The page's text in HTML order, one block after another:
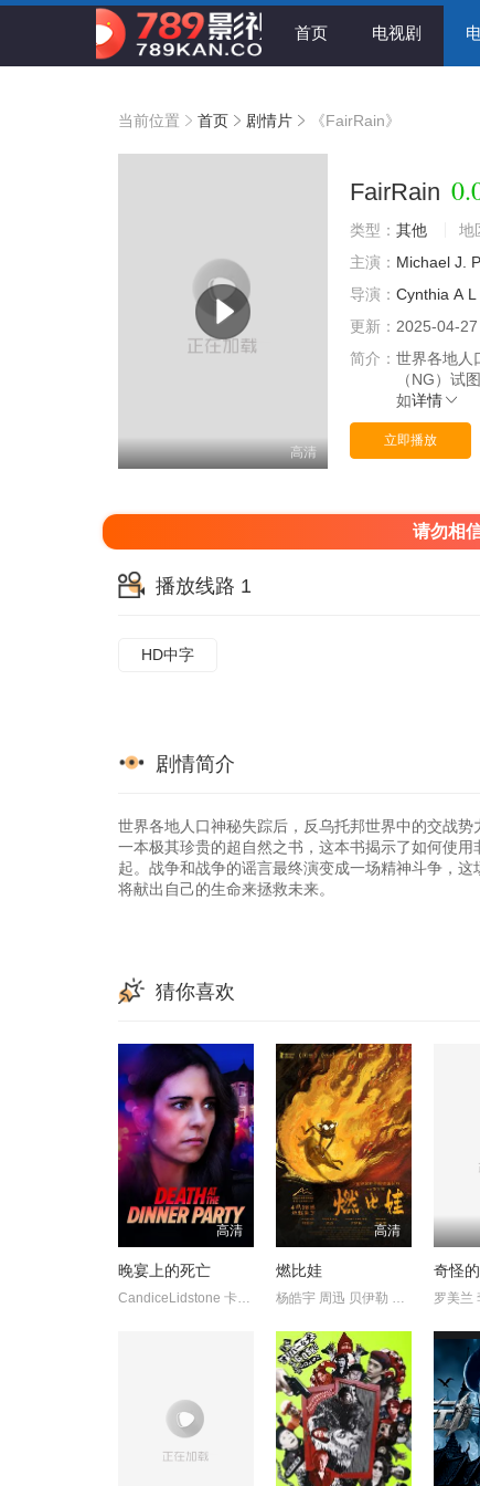
首页 电视剧
当前位置 首页 剧情片 《FairRain》
高清
FairRain
类型： 其他 地
主演： Michael J.
导演： Cynthia A L
更新： 2025-04-27
简介： 世界各地人
（NG）试
如详情
立即播放
请勿相
播放线路 1
HD中字
剧情简介
世界各地人口神秘失踪后，反乌托邦世界中的交战
一本极其珍贵的超自然之书，这本书揭示了如何使
起。战争和战争的谣言最终演变成一场精神斗争，
将献出自己的生命来拯救未来。
猜你喜欢
高清
晚宴上的死亡
CandiceLidstone 卡梅伦·布罗德 马克·戴 EdenBroda BryceWynte
高清
燃比娃
杨皓宇 周迅 贝伊勒 康春雷 罗美兰